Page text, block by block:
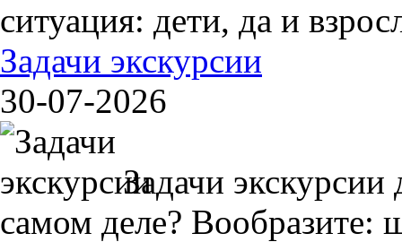
ситуация: дети, да и
Задачи экскурсии
30-07-2026
Задачи
самом деле? Вообразите: